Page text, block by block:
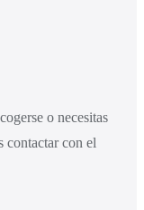
o necesitas
contactar con el